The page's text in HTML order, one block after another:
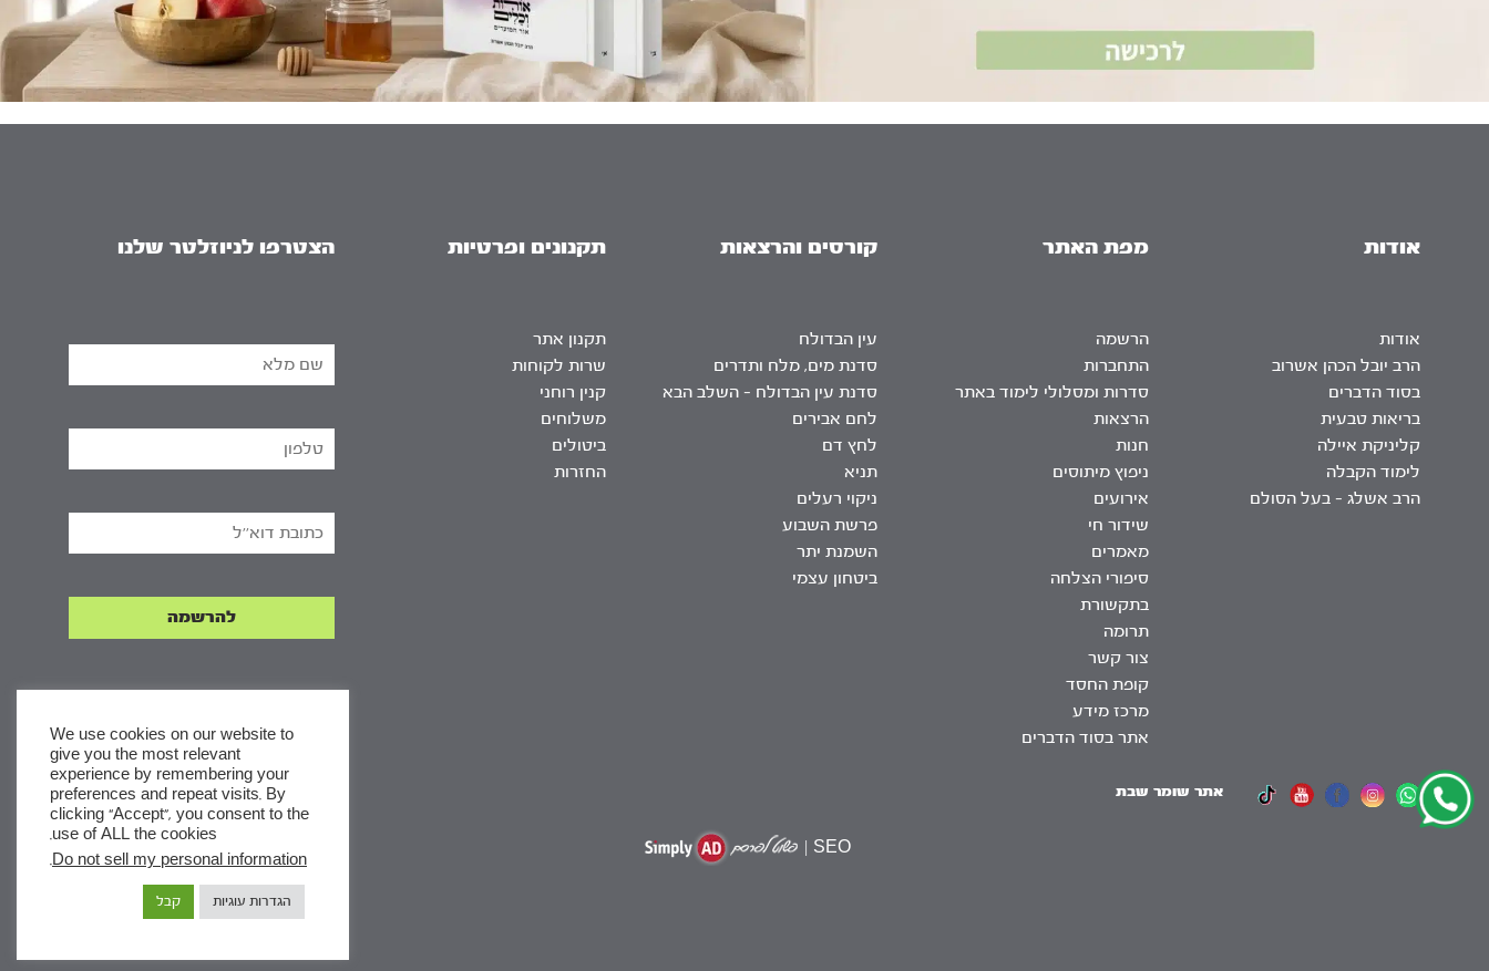
אודות
אודות
הרב יובל הכהן אשרוב
בסוד הדברים
בריאות טבעית
קליניקת איילה
לימוד הקבלה
הרב אשלג – בעל הסולם
מפת האתר
הרשמה
התחברות
סדרות ומסלולי לימוד באתר
הרצאות
חנות
ניפוץ מיתוסים
אירועים
שידור חי
מאמרים
סיפורי הצלחה
בתקשורת
תרומה
צור קשר
קופת החסד
מרכז מידע
אתר בסוד הדברים
קורסים והרצאות
עין הבדולח
סדנת מים, מלח ותדרים
סדנת עין הבדולח – השלב הבא
לחם אבירים
לחץ דם
תניא
ניקוי רעלים
פרשת השבוע
השמנת יתר
ביטחון עצמי
תקנונים ופרטיות
תקנון אתר
שרות לקוחות
קנין רוחני
משלוחים
ביטולים
החזרות
הצטרפו לניוזלטר שלנו
אתר שומר שבת
SEO
We use cookies on our website to
give you the most relevant
experience by remembering your
preferences and repeat visits. By
clicking “Accept”, you consent to the
use of ALL the cookies.
Do not sell my personal information
.
הגדרות עוגיות קבל
x
לסדרות
ומסלולי לימוד באתר